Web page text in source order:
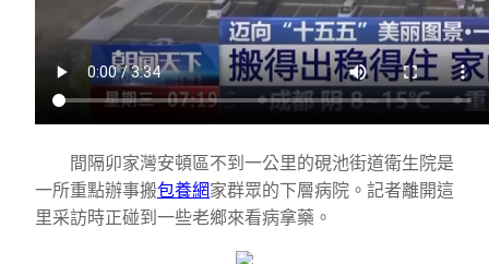
間隔卯家灣安頓區不到一公里的硯池街道衛生院是
一所重點辦事搬包養網家群眾的下層病院。記者離開這
里采訪時正碰到一些老鄉來看病拿藥。